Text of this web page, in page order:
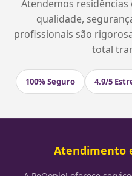
Atendemos
qualidade,
profissionais são
total
100% Seguro 4.9/5
Atendimento